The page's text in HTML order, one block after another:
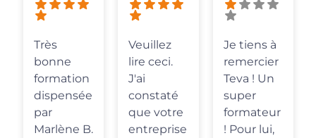
Très
bonne
formation
dispensée
par
Marlène B.
Veuillez
lire ceci.
J'ai
constaté
que votre
entreprise
Je tiens à
remercier
Teva ! Un
super
formateur
! Pour lui,